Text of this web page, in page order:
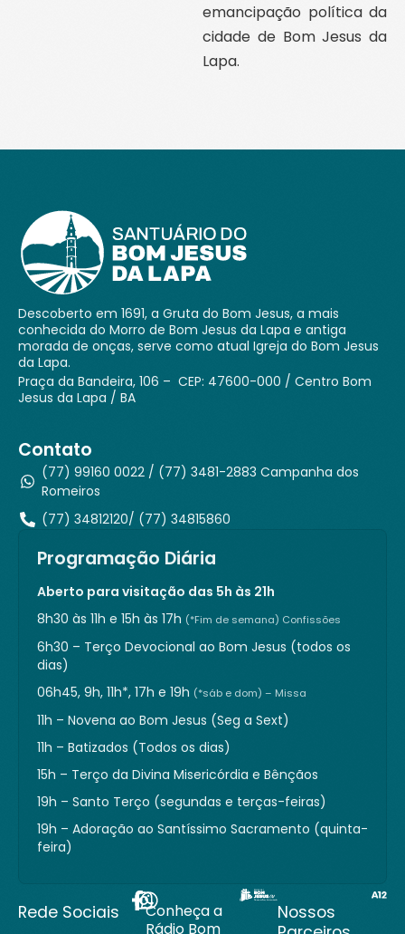
emancipação política da
cidade de Bom Jesus da
Lapa.
Descoberto em 1691, a Gruta do Bom Jesus, a mais
conhecida do Morro de Bom Jesus da Lapa e antiga
morada de onças, serve como atual Igreja do Bom Jesus
da Lapa.
Praça da Bandeira, 106 – CEP: 47600-000 / Centro Bom
Jesus da Lapa / BA
Contato
(77) 99160 0022 / (77) 3481-2883 Campanha dos
Romeiros
(77) 34812120/ (77) 34815860
Programação Diária
Aberto para visitação das 5h às 21h
8h30 às 11h e 15h às 17h (*Fim de semana) Confissões
6h30 – Terço Devocional ao Bom Jesus (todos os
dias)
06h45, 9h, 11h*, 17h e 19h (*sáb e dom) – Missa
11h – Novena ao Bom Jesus (Seg a Sext)
11h – Batizados (Todos os dias)
15h – Terço da Divina Misericórdia e Bênçãos
19h – Santo Terço (segundas e terças-feiras)
19h – Adoração ao Santíssimo Sacramento (quinta-
feira)
Rede Sociais
Conheça a
Rádio Bom
Nossos